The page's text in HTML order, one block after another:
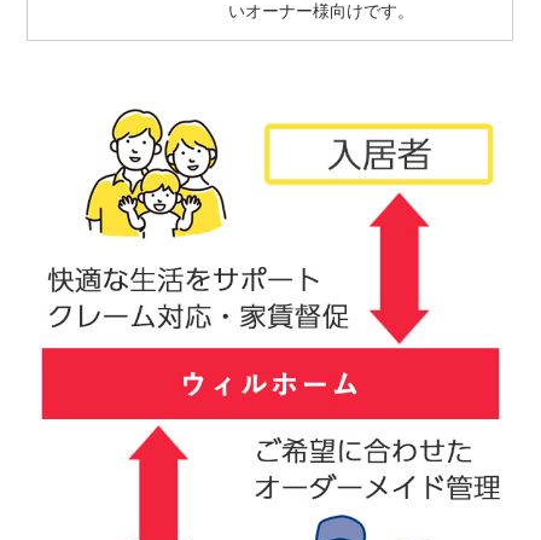
いオーナー様向けです。